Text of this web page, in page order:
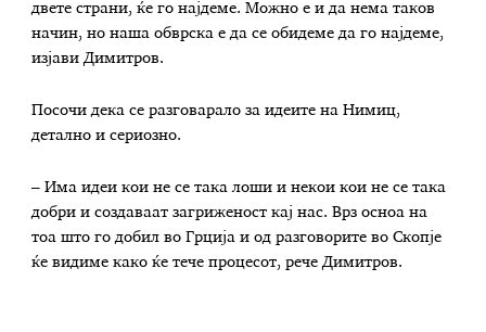
двете страни, ќе го најдеме. Можно е и да нема таков
начин, но наша обврска е да се обидеме да го најдеме,
изјави Димитров.
Посочи дека се разговарало за идеите на Нимиц,
детално и сериозно.
– Има идеи кои не се така лоши и некои кои не се така
добри и создаваат загриженост кај нас. Врз осноа на
тоа што го добил во Грција и од разговорите во Скопје
ќе видиме како ќе тече процесот, рече Димитров.